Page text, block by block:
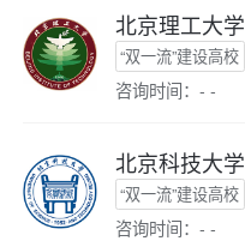
北京理工大学
“双一流”建设高校
咨询时间：- -
北京科技大学
“双一流”建设高校
咨询时间：- -